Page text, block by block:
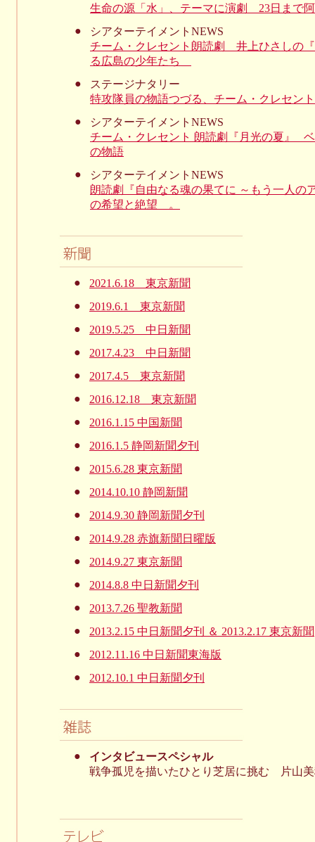
生命の源「水」、テーマに演劇 23日まで
●
シアターテイメントNEWS
チーム・クレセント朗読劇 井上ひさしの
る広島の少年たち＿
●
ステージナタリー
特攻隊員の物語つづる、チーム・クレセン
●
シアターテイメントNEWS
チーム・クレセント 朗読劇『月光の夏』_
の物語
●
シアターテイメントNEWS
朗読劇『自由なる魂の果てに ～もう一人の
の希望と絶望＿。
●
2021.6.18 東京新聞
●
2019.6.1 東京新聞
●
2019.5.25 中日新聞
●
2017.4.23 中日新聞
●
2017.4.5 東京新聞
●
2016.12.18 東京新聞
●
2016.1.15 中国新聞
●
2016.1.5 静岡新聞夕刊
●
2015.6.28 東京新聞
●
2014.10.10 静岡新聞
●
2014.9.30 静岡新聞夕刊
●
2014.9.28 赤旗新聞日曜版
●
2014.9.27 東京新聞
●
2014.8.8 中日新聞夕刊
●
2013.7.26 聖教新聞
●
2013.2.15 中日新聞夕刊 ＆ 2013.2.17 東京新聞
●
2012.11.16 中日新聞東海版
●
2012.10.1 中日新聞夕刊
●
インタビュースペシャル
戦争孤児を描いたひとり芝居に挑む 片山